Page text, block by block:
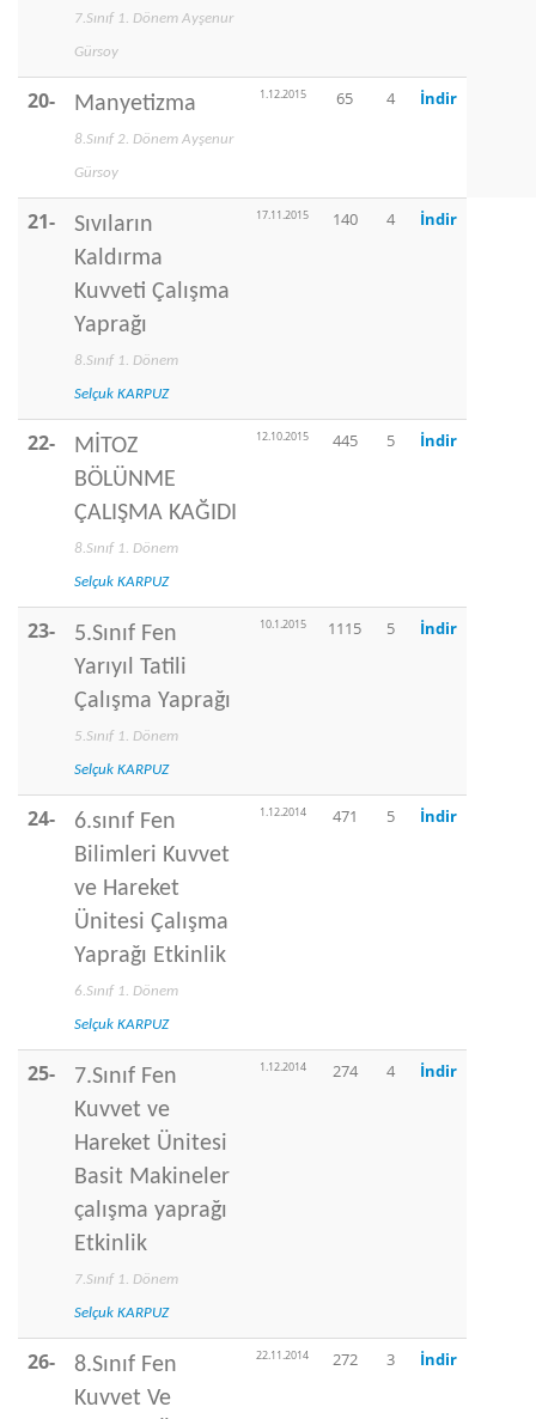
7.Sınıf 1. Dönem Ayşenur
Gürsoy
20- Manyetizma
8.Sınıf 2. Dönem Ayşenur
Gürsoy
1.12.2015 65 4 İndir
21-
Sıvıların
Kaldırma
Kuvveti Çalışma
Yaprağı
8.Sınıf 1. Dönem
Selçuk KARPUZ
17.11.2015 140 4 İndir
22-
MİTOZ
BÖLÜNME
ÇALIŞMA KAĞIDI
8.Sınıf 1. Dönem
Selçuk KARPUZ
12.10.2015 445 5 İndir
23-
5.Sınıf Fen
Yarıyıl Tatili
Çalışma Yaprağı
5.Sınıf 1. Dönem
Selçuk KARPUZ
10.1.2015 1115 5 İndir
24-
6.sınıf Fen
Bilimleri Kuvvet
ve Hareket
Ünitesi Çalışma
Yaprağı Etkinlik
6.Sınıf 1. Dönem
Selçuk KARPUZ
1.12.2014 471 5 İndir
25-
7.Sınıf Fen
Kuvvet ve
Hareket Ünitesi
Basit Makineler
çalışma yaprağı
Etkinlik
7.Sınıf 1. Dönem
Selçuk KARPUZ
1.12.2014 274 4 İndir
26-
8.Sınıf Fen
Kuvvet Ve
22.11.2014 272 3 İndir